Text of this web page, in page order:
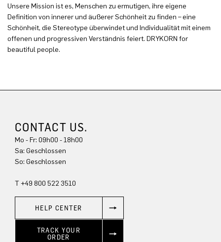
Unsere Mission ist es, Menschen zu ermutigen, ihre eigene
Definition von innerer und äußerer Schönheit zu finden – eine
Schönheit, die Stereotype überwindet und Individualität mit einem
offenen und progressiven Verständnis feiert. DRYKORN for
beautiful people.
CONTACT US.
Mo - Fr: 09h00 - 18h00
Sa: Geschlossen
So: Geschlossen
T +49 800 522 3510
HELP CENTER
TRACK YOUR
ORDER